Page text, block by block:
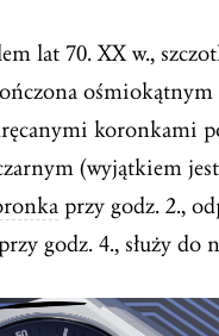
lat 70. XX w.,
koronkami
(wyjątkiem
przy godz. 2.,
godz. 4., służy do